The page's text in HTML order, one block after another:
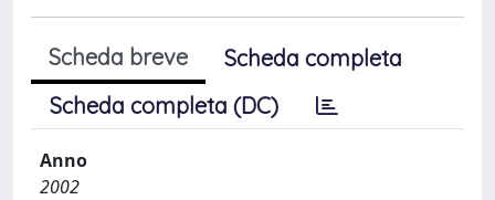
Scheda breve
Scheda completa
Scheda completa (DC)
Anno
2002